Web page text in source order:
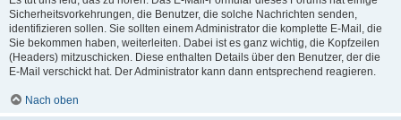
Sicherheitsvorkehrungen, die Benutzer, die solche Nachrichten senden,
identifizieren sollen. Sie sollten einem Administrator die komplette E-Mail, die
Sie bekommen haben, weiterleiten. Dabei ist es ganz wichtig, die Kopfzeilen
(Headers) mitzuschicken. Diese enthalten Details über den Benutzer, der die
E-Mail verschickt hat. Der Administrator kann dann entsprechend reagieren.
Nach oben